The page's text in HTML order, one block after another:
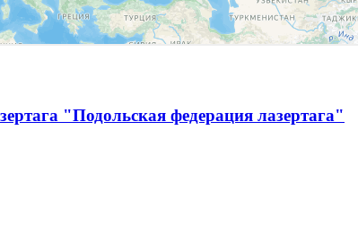
"Подольская федерация лазертага"